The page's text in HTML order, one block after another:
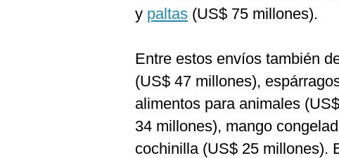
y paltas (US$ 75 millones).
Entre estos envíos también
(US$ 47 millones),
alimentos para animales
34 millones), mango
cochinilla (US$ 25 millones).